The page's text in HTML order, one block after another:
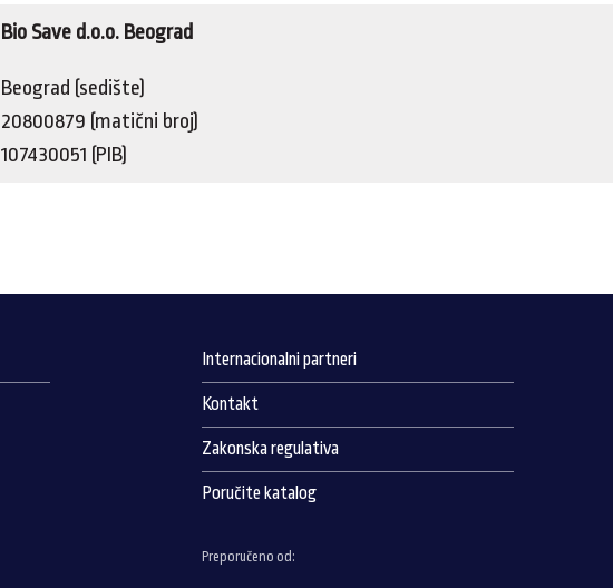
Bio Save d.o.o. Beograd
Beograd (sedište)
20800879 (matični broj)
107430051 (PIB)
Internacionalni partneri
Kontakt
Zakonska regulativa
Poručite katalog
Preporučeno od: